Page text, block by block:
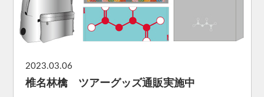
2023.03.06
椎名林檎 ツアーグッズ通販実施中